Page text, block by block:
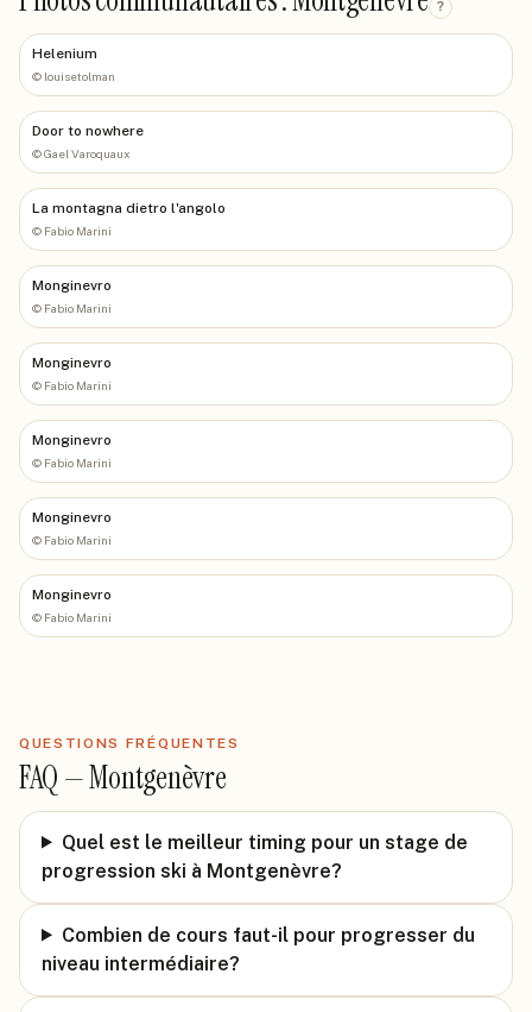
?
Helenium
© louisetolman
Door to nowhere
©Gael Varoquaux
La montagna dietro l'angolo
© Fabio Marini
Monginevro
© Fabio Marini
Monginevro
© Fabio Marini
Monginevro
© Fabio Marini
Monginevro
© Fabio Marini
Monginevro
© Fabio Marini
QUESTIONS FRÉQUENTES
FAQ —Montgenèvre
Quel est le meilleur timing pour un stage de
progression ski à Montgenèvre?
Combien de cours faut-il pour progresser du
niveau intermédiaire?